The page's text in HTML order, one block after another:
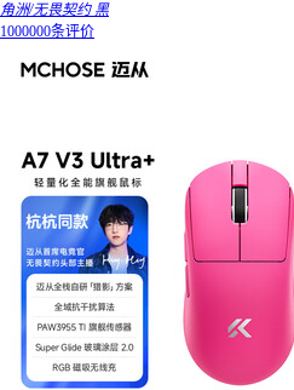
角洲/无畏契约 黑
1000000条评价